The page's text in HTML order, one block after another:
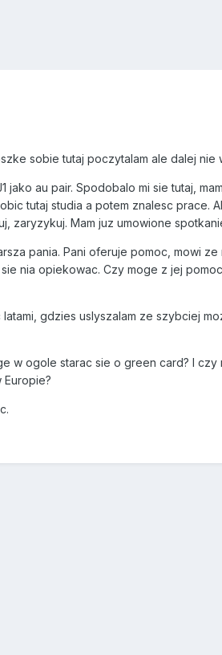
sobie tutaj poczytalam ale dalej nie
jako au pair. Spodobalo mi sie tutaj,
tutaj studia a potem znalesc
zaryzykuj. Mam juz umowione
pania. Pani oferuje pomoc, mowi
nia opiekowac. Czy moge z jej
gdzies uslyszalam ze szybciej
w ogole starac sie o green card? I